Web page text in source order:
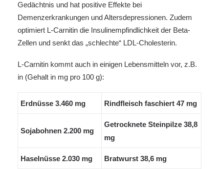
Gedächtnis und hat positive Effekte bei
Demenzerkrankungen und Altersdepressionen. Zudem
optimiert L-Carnitin die Insulinempfindlichkeit der Beta-
Zellen und senkt das „schlechte“ LDL-Cholesterin.
L-Carnitin kommt auch in einigen Lebensmitteln vor, z.B.
in (Gehalt in mg pro 100 g):
Erdnüsse 3.460 mg Rindfleisch faschiert 47 mg
Sojabohnen 2.200 mg
Getrocknete Steinpilze 38,8
mg
Haselnüsse 2.030 mg Bratwurst 38,6 mg